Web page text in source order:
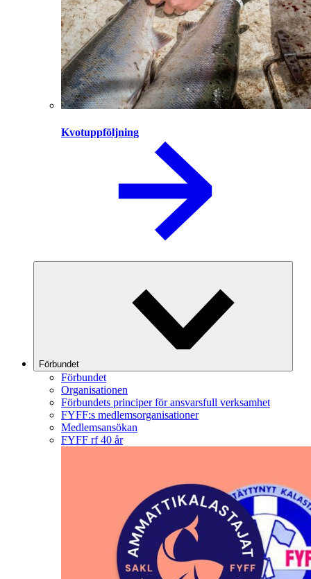
Kvotuppföljning
Förbundet
Förbundet
Organisationen
Förbundets principer för ansvarsfull verksamhet
FYFF:s medlemsorganisationer
Medlemsansökan
FYFF rf 40 år